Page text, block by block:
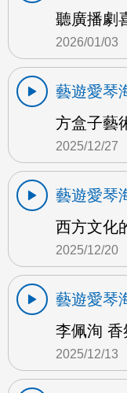
聽廣播劇
2026/01/03
藝遊愛琴
方盒子藝
2025/12/27
藝遊愛琴
西方文化
2025/12/20
藝遊愛琴
李佩洵 香
2025/12/13